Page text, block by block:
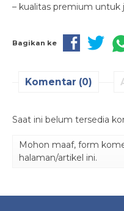
– kualitas premium untuk
Bagikan ke
Komentar (0)
Saat ini belum tersedia
Mohon maaf, form
halaman/artikel ini.